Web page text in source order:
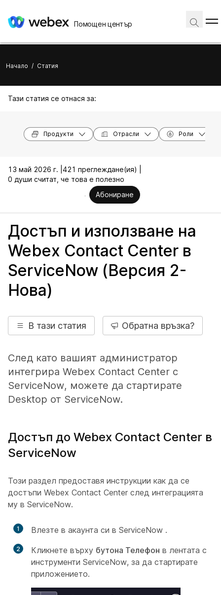
Помощен център
Начало / Статия
Тази статия се отнася за:
Продукти Отрасли Роли
13 май 2026 г. | 421 преглеждане(ия) |
0 души считат, че това е полезно
Абониране
Достъп и използване на
Webex Contact Center в
ServiceNow (Версия 2-
Нова)
В тази статия Обратна връзка?
След като вашият администратор
интегрира Webex Contact Center с
ServiceNow, можете да стартирате
Desktop от ServiceNow.
Достъп до Webex Contact Center в
ServiceNow
Този раздел предоставя инструкции как да се
достъпи Webex Contact Center след интеграцията
му в ServiceNow.
1 Влезте в акаунта си в ServiceNow .
2 Кликнете върху бутона Телефон в лентата с
инструменти ServiceNow, за да стартирате
приложението.